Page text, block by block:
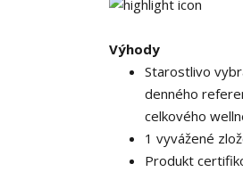
Výhody
Starostlivo
denného
celkového
1 vyvážené
Produkt